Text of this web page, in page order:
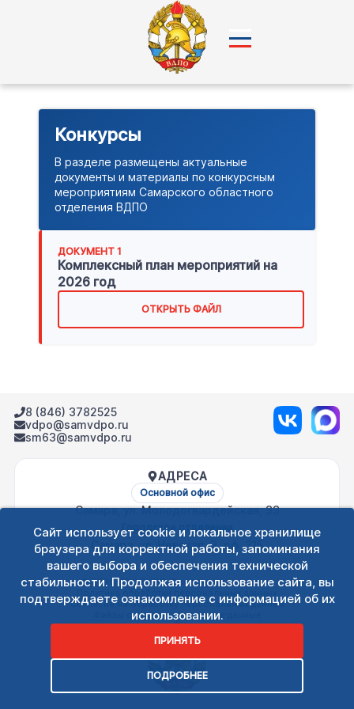
Сайт использует cookie и локальное хранилище
браузера для корректной работы, запоминания
вашего выбора и обеспечения технической
стабильности. Продолжая использование сайта, вы
подтверждаете ознакомление с информацией об их
использовании.
ПРИНЯТЬ
ПОДРОБНЕЕ
Конкурсы
В разделе размещены актуальные
документы и материалы по конкурсным
мероприятиям Самарского областного
отделения ВДПО
ДОКУМЕНТ 1
Комплексный план мероприятий на
2026 год
ОТКРЫТЬ ФАЙЛ
8 (846) 3782525
vdpo@samvdpo.ru
sm63@samvdpo.ru
АДРЕСА
Основной офис
Самара, ул. Молодогвардейская, 33
Городское отделение
Самара, ул. Невская, 3, оф. 315
©2026СОО ВДПО. Все права защищены.
Политика обработки персональных данных
Согласие на обработку персональных данных
Файлы cookie и технические данные